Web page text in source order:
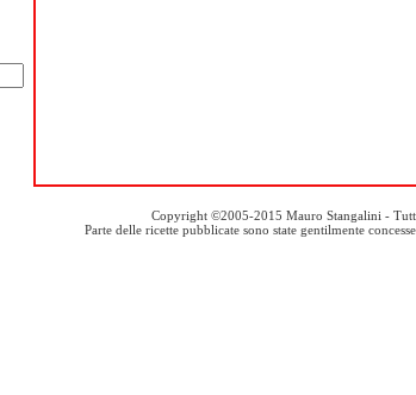
Copyright ©2005-2015 Mauro Stangalini -
Parte delle ricette pubblicate sono state gentilmente